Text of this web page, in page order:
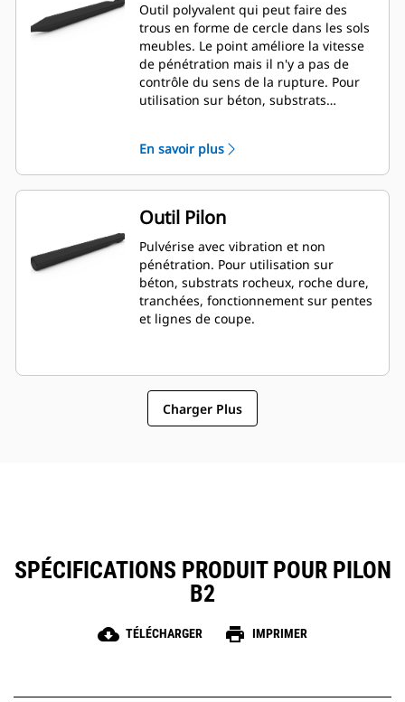
Outil polyvalent qui peut faire des
trous en forme de cercle dans les sols
meubles. Le point améliore la vitesse
de pénétration mais il n'y a pas de
contrôle du sens de la rupture. Pour
utilisation sur béton, substrats
En savoir plus
Outil Pilon
Pulvérise avec vibration et non
pénétration. Pour utilisation sur
béton, substrats rocheux, roche dure,
tranchées, fonctionnement sur pentes
et lignes de coupe.
Charger Plus
SPÉCIFICATIONS PRODUIT POUR PILON
B2
cloud_download TÉLÉCHARGER print IMPRIMER